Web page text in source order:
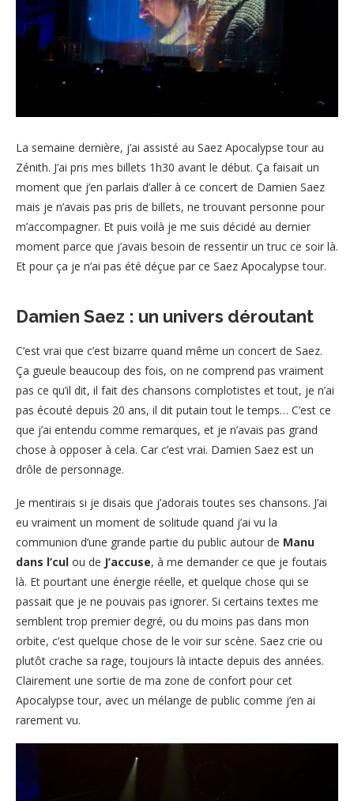
La semaine dernière, j’ai assisté au Saez Apocalypse tour au
Zénith. J’ai pris mes billets 1h30 avant le début. Ça faisait un
moment que j’en parlais d’aller à ce concert de Damien Saez
mais je n’avais pas pris de billets, ne trouvant personne pour
m’accompagner. Et puis voilà je me suis décidé au dernier
moment parce que j’avais besoin de ressentir un truc ce soir là.
Et pour ça je n’ai pas été déçue par ce Saez Apocalypse tour.
Damien Saez : un univers déroutant
C’est vrai que c’est bizarre quand même un concert de Saez.
Ça gueule beaucoup des fois, on ne comprend pas vraiment
pas ce qu’il dit, il fait des chansons complotistes et tout, je n’ai
pas écouté depuis 20 ans, il dit putain tout le temps… C’est ce
que j’ai entendu comme remarques, et je n’avais pas grand
chose à opposer à cela. Car c’est vrai. Damien Saez est un
drôle de personnage.
Je mentirais si je disais que j’adorais toutes ses chansons. J’ai
eu vraiment un moment de solitude quand j’ai vu la
communion d’une grande partie du public autour de Manu
dans l’cul ou de J’accuse, à me demander ce que je foutais
là. Et pourtant une énergie réelle, et quelque chose qui se
passait que je ne pouvais pas ignorer. Si certains textes me
semblent trop premier degré, ou du moins pas dans mon
orbite, c’est quelque chose de le voir sur scène. Saez crie ou
plutôt crache sa rage, toujours là intacte depuis des années.
Clairement une sortie de ma zone de confort pour cet
Apocalypse tour, avec un mélange de public comme j’en ai
rarement vu.